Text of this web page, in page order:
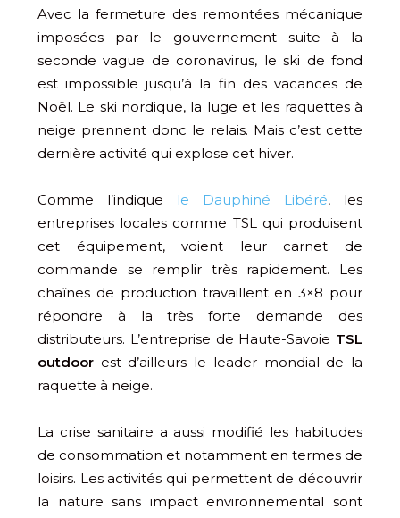
Avec la fermeture des remontées mécanique
imposées par le gouvernement suite à la
seconde vague de coronavirus, le ski de fond
est impossible jusqu’à la fin des vacances de
Noël. Le ski nordique, la luge et les raquettes à
neige prennent donc le relais. Mais c’est cette
dernière activité qui explose cet hiver.
Comme l’indique le Dauphiné Libéré, les
entreprises locales comme TSL qui produisent
cet équipement, voient leur carnet de
commande se remplir très rapidement. Les
chaînes de production travaillent en 3×8 pour
répondre à la très forte demande des
distributeurs. L’entreprise de Haute-Savoie TSL
outdoor est d’ailleurs le leader mondial de la
raquette à neige.
La crise sanitaire a aussi modifié les habitudes
de consommation et notamment en termes de
loisirs. Les activités qui permettent de découvrir
la nature sans impact environnemental sont